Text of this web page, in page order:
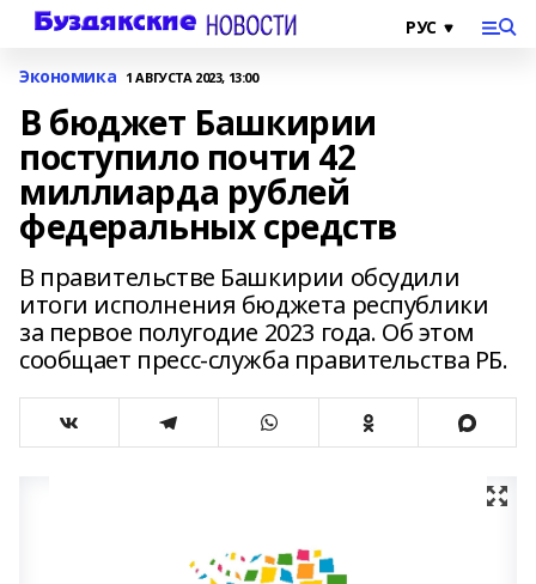
Экономика 1 АВГУСТА 2023, 13:00
В бюджет Башкирии
поступило почти 42
миллиарда рублей
федеральных средств
В правительстве Башкирии обсудили
итоги исполнения бюджета республики
за первое полугодие 2023 года. Об этом
сообщает пресс-служба правительства РБ.